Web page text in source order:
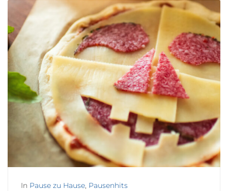
In Pause zu Hause, Pausenhits